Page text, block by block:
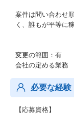
案件は問い合わせ
く、誰もが平等に
変更の範囲：有
会社の定める業務
必要な経験
【応募資格】